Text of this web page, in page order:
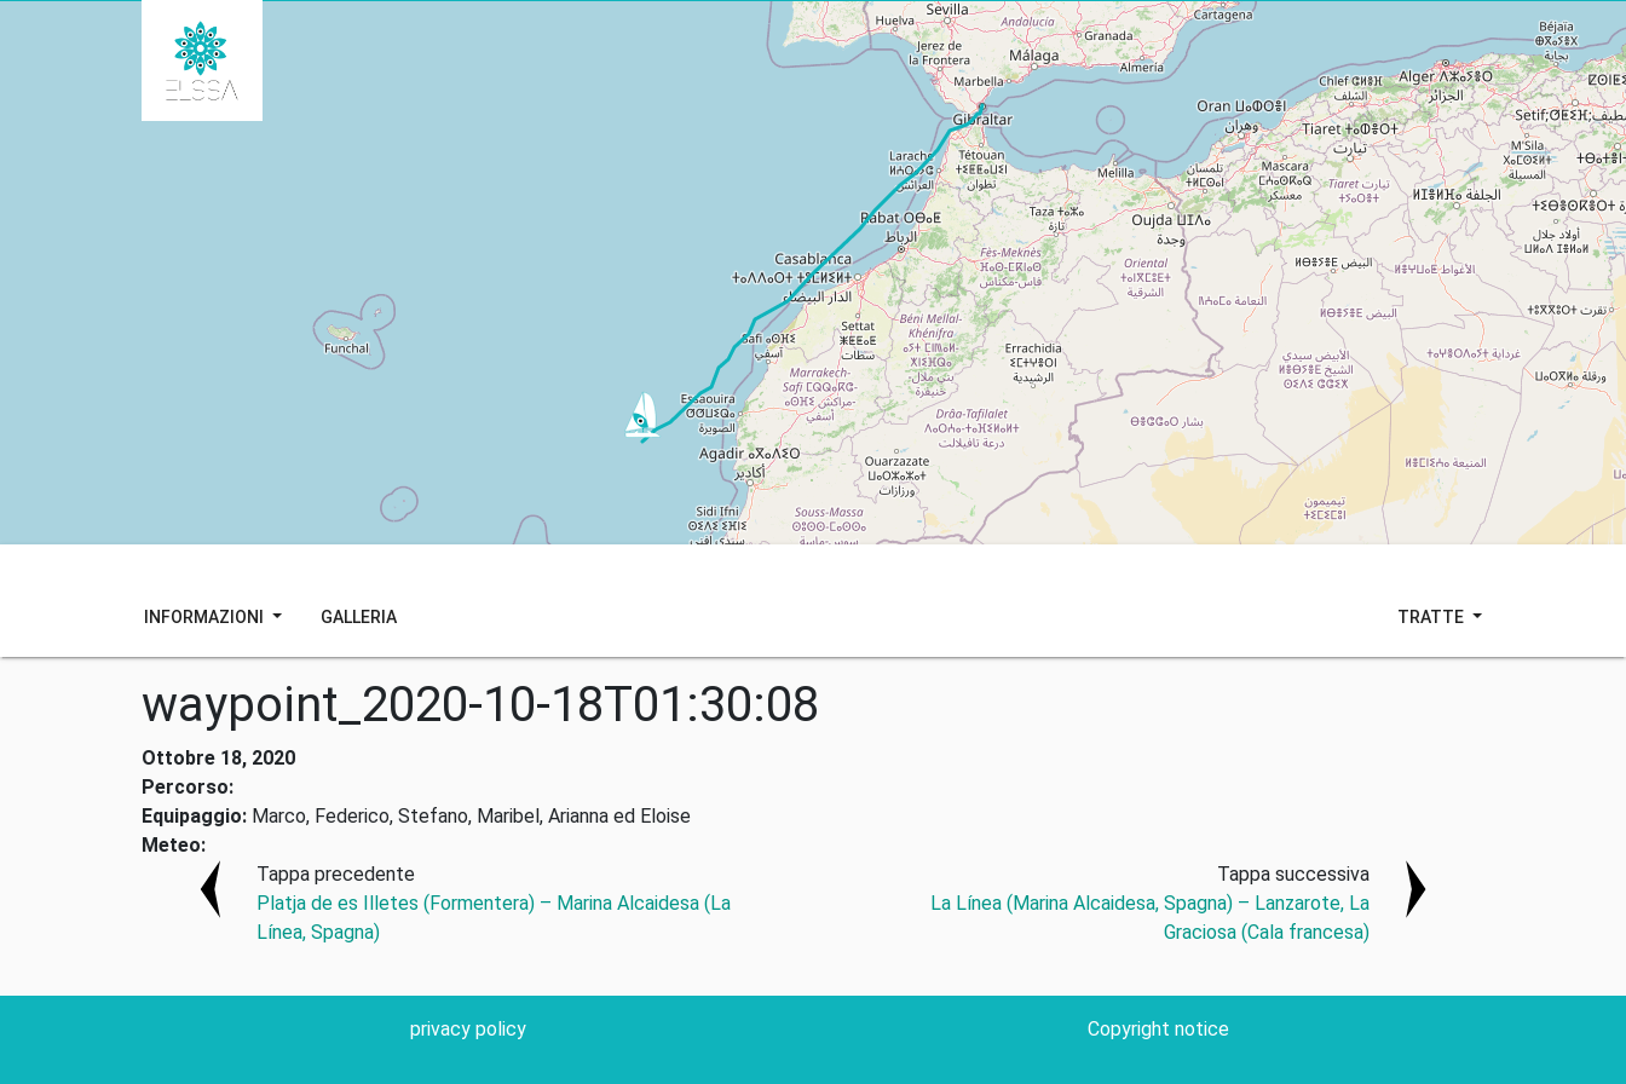
INFORMAZIONI GALLERIA TRATTE
waypoint_2020-10-18T01:30:08
Ottobre 18, 2020
Percorso:
Equipaggio: Marco, Federico, Stefano, Maribel, Arianna ed Eloise
Meteo:
Tappa precedente
Platja de es Illetes (Formentera) – Marina Alcaidesa (La
Línea, Spagna)
Tappa successiva
La Línea (Marina Alcaidesa, Spagna) – Lanzarote, La
Graciosa (Cala francesa)
privacy policy Copyright notice